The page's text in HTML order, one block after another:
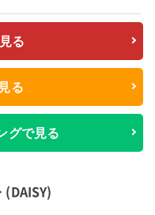
る
る
グで見る
(DAISY)